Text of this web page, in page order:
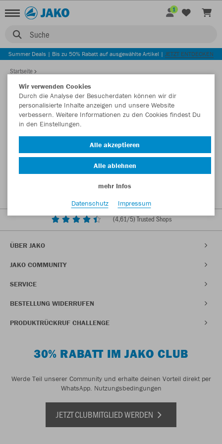
Suche
1
Summer Deals | Bis zu 50% Rabatt auf ausgewählte Artikel | JETZT ENTDECKEN
Startseite
(4,61/5) Trusted Shops
ÜBER JAKO
JAKO COMMUNITY
SERVICE
BESTELLUNG WIDERRUFEN
PRODUKTRÜCKRUF CHALLENGE
30% RABATT IM JAKO CLUB
Werde Teil unserer Community und erhalte deinen Vorteil direkt per
WhatsApp. Nutzungsbedingungen
JETZT CLUBMITGLIED WERDEN
Wir verwenden Cookies
Durch die Analyse der Besucherdaten können wir dir
personalisierte Inhalte anzeigen und unsere Website
verbessern. Weitere Informationen zu den Cookies findest Du
in den Einstellungen.
Alle akzeptieren
Alle ablehnen
mehr Infos
Datenschutz
Impressum